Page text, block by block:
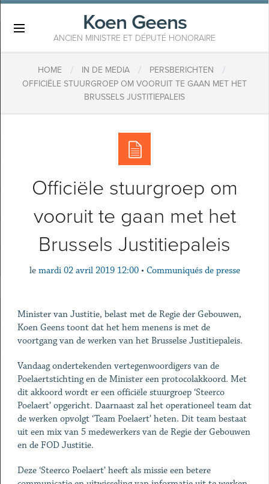
Koen Geens
ANCIEN MINISTRE ET DÉPUTÉ HONORAIRE
HOME / IN DE MEDIA / PERSBERICHTEN /
OFFICIËLE STUURGROEP OM VOORUIT TE GAAN MET HET
BRUSSELS JUSTITIEPALEIS
Officiële stuurgroep om
vooruit te gaan met het
Brussels Justitiepaleis
le mardi 02 avril 2019 12:00 • Communiqués de presse
Minister van Justitie, belast met de Regie der Gebouwen,
Koen Geens toont dat het hem menens is met de
voortgang van de werken van het Brusselse Justitiepaleis.
Vandaag ondertekenden vertegenwoordigers van de
Poelaertstichting en de Minister een protocolakkoord. Met
dit akkoord wordt er een officiële stuurgroep ‘Steerco
Poelaert’ opgericht. Daarnaast zal het operationeel team dat
de werken opvolgt ‘Team Poelaert’ heten. Dit team bestaat
uit een mix van 5 medewerkers van de Regie der Gebouwen
en de FOD Justitie.
Deze ‘Steerco Poelaert’ heeft als missie een betere